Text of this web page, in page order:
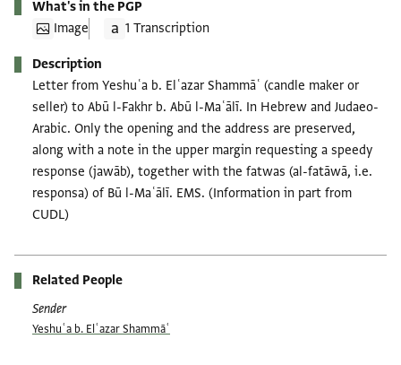
What's in the PGP
Image
1 Transcription
Description
Letter from Yeshuʿa b. Elʿazar Shammāʿ (candle maker or
seller) to Abū l-Fakhr b. Abū l-Maʿālī. In Hebrew and Judaeo-
Arabic. Only the opening and the address are preserved,
along with a note in the upper margin requesting a speedy
response (jawāb), together with the fatwas (al-fatāwā, i.e.
responsa) of Bū l-Maʿālī. EMS. (Information in part from
CUDL)
Related People
Sender
Yeshuʿa b. Elʿazar Shammāʿ